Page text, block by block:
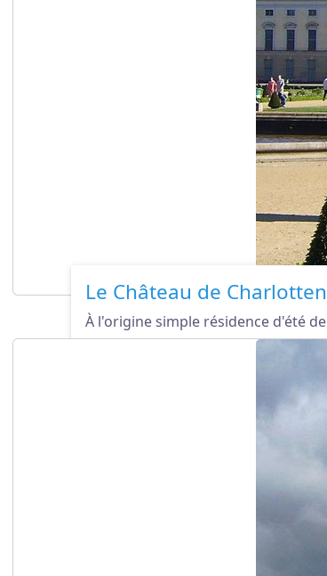
Le Château de
À l'origine simple résidence d'été